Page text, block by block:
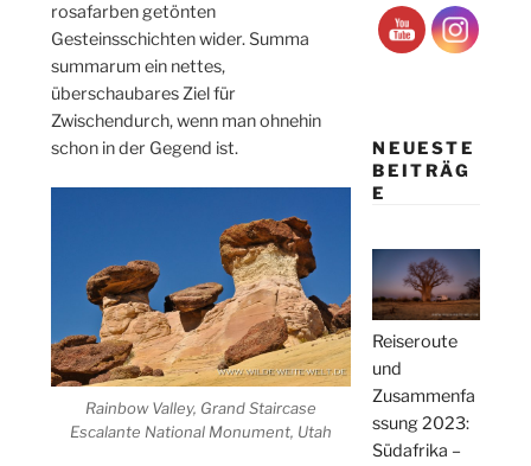
rosafarben getönten
Gesteinsschichten wider. Summa
summarum ein nettes,
überschaubares Ziel für
Zwischendurch, wenn man ohnehin
schon in der Gegend ist.
Rainbow Valley, Grand Staircase
Escalante National Monument, Utah
NEUESTE
BEITRÄG
E
Reiseroute
und
Zusammenfa
ssung 2023:
Südafrika –